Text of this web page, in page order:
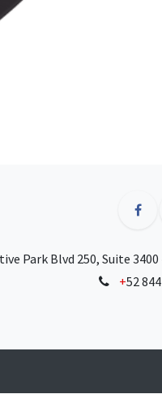
Park Blvd 250, Suite
+52